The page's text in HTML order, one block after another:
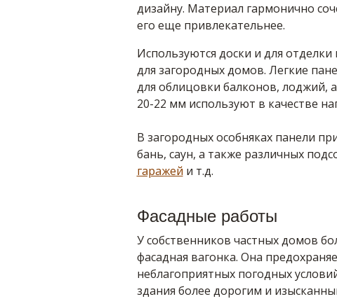
дизайну. Материал гармонично
его еще привлекательнее.
Используются доски и для
для загородных домов. Легкие
для облицовки балконов, лоджий,
20-22 мм используют в качестве
В загородных особняках панели
бань, саун, а также различных
гаражей и т.д.
Фасадные работы
У собственников частных домов
фасадная вагонка. Она
неблагоприятных погодных
здания более дорогим и